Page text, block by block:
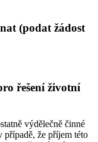
(podat žádost
řešení životní
výdělečně činné
případě, že příjem této